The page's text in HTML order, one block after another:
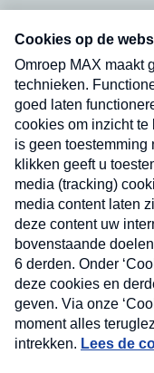
nieuwsbrief. Elke
uw mailbox.
Nieuwsbrief
Neem hier een
nieuwsbrief. Elke